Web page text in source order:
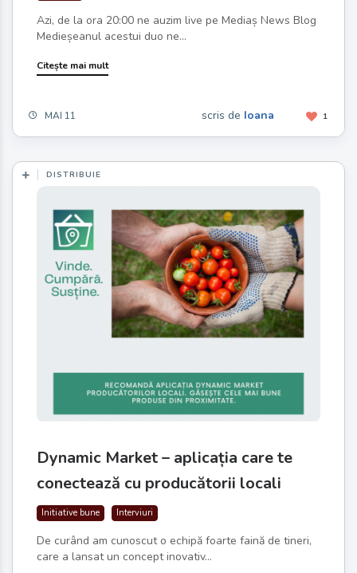
Azi, de la ora 20:00 ne auzim live pe Mediaș News Blog
Medieșeanul acestui duo ne...
Citește mai mult
MAI 11 1
scris de Ioana
DISTRIBUIE
Dynamic Market – aplicația care te
conectează cu producătorii locali
Initiative bune Interviuri
De curând am cunoscut o echipă foarte faină de tineri,
care a lansat un concept inovativ...